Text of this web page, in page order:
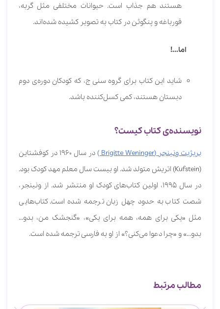
هستند هم جذاب است. حیوانات مختلفی مثل گربه،
قورباغه و پنگوئن در کتاب به تصویر کشیده‌ شده‌اند.
اما…!
شاید این کتاب برای گروه سنی ج، که کودکان دوره‌ی دوم
دبستان هستند، کمی کسل‌کننده باشد.
نویسنده‌ی کتاب کیست؟
بریژیت ونینجر (Brigitte Weninger )
در سال 1960 در کوفشتاین
(Kufstein) اتریش متولد شد. او بیست سال معلم مهد کودک بود.
در سال 1995، اولین کتاب‌های کودک او منتشر شد. از ونینجر،
شصت کتاب به حدود چهل زبان ترجمه شده است. کتاب‌هایی
مثل «یکی برای همه، همه برای یکی»، «گنجشک من، بدو…
بدو…» و «چرا دعوا می‌کنی؟» از او به فارسی ترجمه شده است.
مطالب مرتبط